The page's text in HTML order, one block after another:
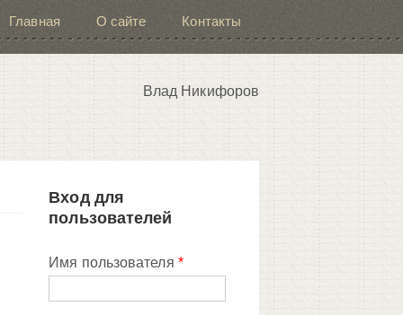
Главная О сайте Контакты
Влад Никифоров
Вход для
пользователей
Имя пользователя *